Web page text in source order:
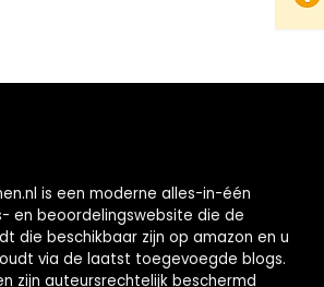
is een moderne alles-in-één
en beoordelingswebsite die de
die beschikbaar zijn op amazon en u
via de laatst toegevoegde blogs.
zijn auteursrechtelijk beschermd